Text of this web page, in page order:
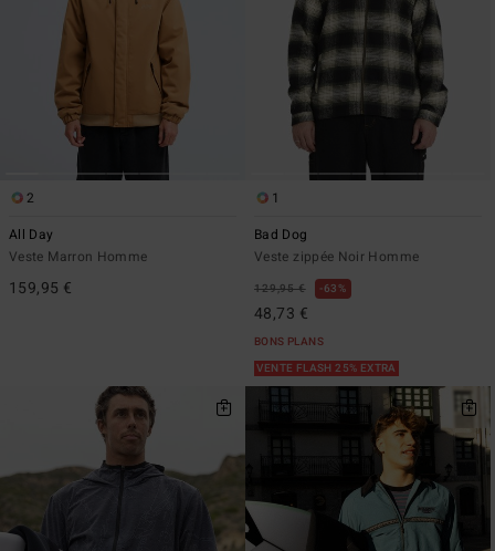
2
All Day
Veste Marron Homme
159,95 €
1
Bad Dog
Veste zippée Noir Homme
129,95 € 63%
48,73 €
BONS PLANS
VENTE FLASH 25% EXTRA